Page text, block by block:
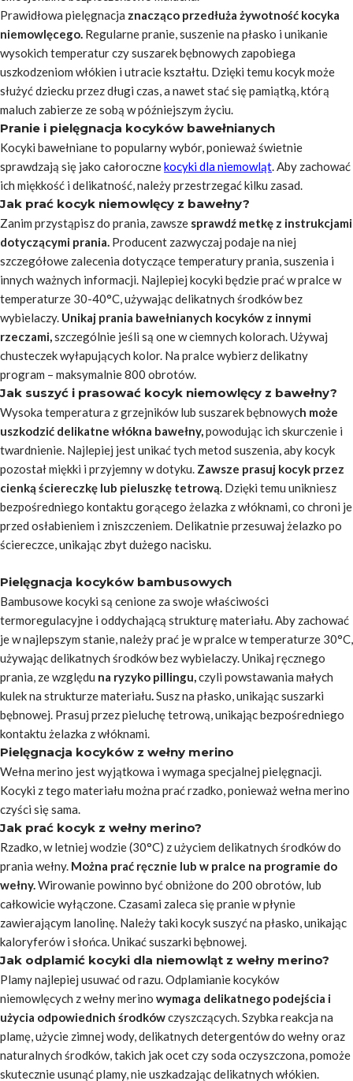
Prawidłowa pielęgnacja znacząco przedłuża żywotność kocyka
niemowlęcego. Regularne pranie, suszenie na płasko i unikanie
wysokich temperatur czy suszarek bębnowych zapobiega
uszkodzeniom włókien i utracie kształtu. Dzięki temu kocyk może
służyć dziecku przez długi czas, a nawet stać się pamiątką, którą
maluch zabierze ze sobą w późniejszym życiu.
Pranie i pielęgnacja kocyków bawełnianych
Kocyki bawełniane to popularny wybór, ponieważ świetnie
sprawdzają się jako całorocznekocyki dla niemowląt. Aby zachować
ich miękkość i delikatność, należy przestrzegać kilku zasad.
Jak prać kocyk niemowlęcy z bawełny?
Zanim przystąpisz do prania, zawsze sprawdź metkę z instrukcjami
dotyczącymi prania. Producent zazwyczaj podaje na niej
szczegółowe zalecenia dotyczące temperatury prania, suszenia i
innych ważnych informacji. Najlepiej kocyki będzie prać w pralce w
temperaturze 30-40°C, używając delikatnych środków bez
wybielaczy. Unikaj prania bawełnianych kocyków z innymi
rzeczami,szczególnie jeśli są one w ciemnych kolorach. Używaj
chusteczek wyłapujących kolor. Na pralce wybierz delikatny
program – maksymalnie 800 obrotów.
Jak suszyć i prasować kocyk niemowlęcy z bawełny?
Wysoka temperatura z grzejników lub suszarek bębnowych może
uszkodzić delikatne włókna bawełny,powodując ich skurczenie i
twardnienie. Najlepiej jest unikać tych metod suszenia, aby kocyk
pozostał miękki i przyjemny w dotyku. Zawsze prasuj kocyk przez
cienką ściereczkę lub pieluszkę tetrową. Dzięki temu unikniesz
bezpośredniego kontaktu gorącego żelazka z włóknami, co chroni je
przed osłabieniem i zniszczeniem. Delikatnie przesuwaj żelazko po
ściereczce, unikając zbyt dużego nacisku.
Pielęgnacja kocyków bambusowych
Bambusowe kocyki są cenione za swoje właściwości
termoregulacyjne i oddychającą strukturę materiału. Aby zachować
je w najlepszym stanie, należy prać je w pralce w temperaturze 30°C,
używając delikatnych środków bez wybielaczy. Unikaj ręcznego
prania, ze względu na ryzyko pillingu,czyli powstawania małych
kulek na strukturze materiału.Susz na płasko, unikając suszarki
bębnowej. Prasuj przez pieluchę tetrową, unikając bezpośredniego
kontaktu żelazka z włóknami.
Pielęgnacja kocyków z wełny merino
Wełna merino jest wyjątkowa i wymaga specjalnej pielęgnacji.
Kocyki z tego materiału można prać rzadko, ponieważ wełna merino
czyści się sama.
Jak prać kocyk z wełny merino?
Rzadko, w letniej wodzie (30°C) z użyciem delikatnych środków do
prania wełny. Można prać ręcznie lub w pralce na programie do
wełny.Wirowanie powinno być obniżone do 200 obrotów, lub
całkowicie wyłączone. Czasami zaleca się pranie w płynie
zawierającym lanolinę. Należy taki kocyk suszyć na płasko, unikając
kaloryferów i słońca. Unikać suszarki bębnowej.
Jak odplamić kocyki dla niemowląt z wełny merino?
Plamy najlepiej usuwać od razu. Odplamianie kocyków
niemowlęcych z wełny merino wymaga delikatnego podejścia i
użycia odpowiednich środkówczyszczących. Szybka reakcja na
plamę, użycie zimnej wody, delikatnych detergentów do wełny oraz
naturalnych środków, takich jak ocet czy soda oczyszczona, pomoże
skutecznie usunąć plamy, nie uszkadzając delikatnych włókien.